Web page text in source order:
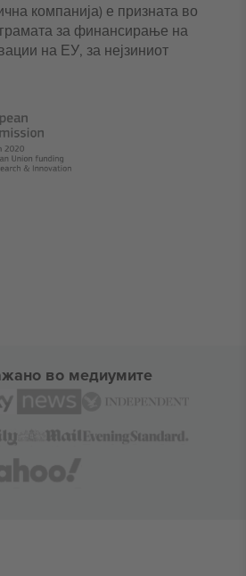
компанија) е призната во
за финансирање на
на ЕУ, за нејзиниот
во медиумите